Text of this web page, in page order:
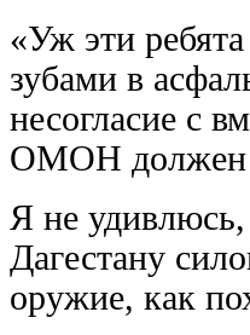
«Уж эти
зубами в
несогласие с
ОМОН должен
Я не
Дагестану
оружие, как